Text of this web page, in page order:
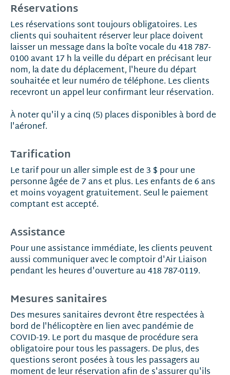
Réservations
Les réservations sont toujours obligatoires. Les
clients qui souhaitent réserver leur place doivent
laisser un message dans la boîte vocale du 418 787-
0100 avant 17 h la veille du départ en précisant leur
nom, la date du déplacement, l'heure du départ
souhaitée et leur numéro de téléphone. Les clients
recevront un appel leur confirmant leur réservation.
À noter qu'il y a cinq (5) places disponibles à bord de
l'aéronef.
Tarification
Le tarif pour un aller simple est de 3 $ pour une
personne âgée de 7 ans et plus. Les enfants de 6 ans
et moins voyagent gratuitement. Seul le paiement
comptant est accepté.
Assistance
Pour une assistance immédiate, les clients peuvent
aussi communiquer avec le comptoir d'Air Liaison
pendant les heures d'ouverture au 418 787-0119.
Mesures sanitaires
Des mesures sanitaires devront être respectées à
bord de l'hélicoptère en lien avec pandémie de
COVID-19. Le port du masque de procédure sera
obligatoire pour tous les passagers. De plus, des
questions seront posées à tous les passagers au
moment de leur réservation afin de s'assurer qu'ils